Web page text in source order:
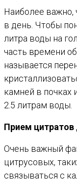
Наиболее важно,
в день. Чтобы
литра воды на
часть времени
называется
камней в почках
2.5 литрам воды.
Прием
Очень важный
цитрусовых,
связываться с